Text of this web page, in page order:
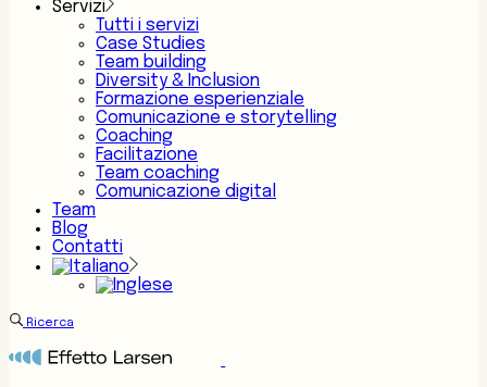
Servizi
Tutti i servizi
Case Studies
Team building
Diversity & Inclusion
Formazione esperienziale
Comunicazione e storytelling
Coaching
Facilitazione
Team coaching
Comunicazione digital
Team
Blog
Contatti
Ricerca